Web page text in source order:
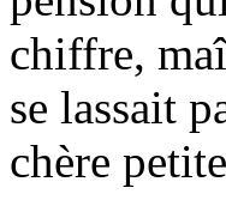
chiffre,
se lassait
chère